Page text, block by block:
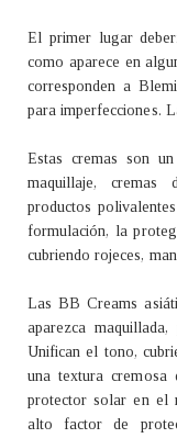
El primer lugar
como aparece en
corresponden a
para imperfecciones.
Estas cremas son
maquillaje,
productos
formulación, la
cubriendo rojeces,
Las BB Creams
aparezca
Unifican el tono,
una textura cremosa
protector solar en el
alto factor de